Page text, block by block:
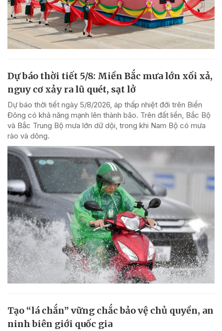
Dự báo thời tiết 5/8: Miền Bắc mưa lớn xối xả,
nguy cơ xảy ra lũ quét, sạt lở
Dự báo thời tiết ngày 5/8/2026, áp thấp nhiệt đới trên Biển
Đông có khả năng mạnh lên thành bão. Trên đất liền, Bắc Bộ
và Bắc Trung Bộ mưa lớn dữ dội, trong khi Nam Bộ có mưa
rào và dông.
Tạo “lá chắn” vững chắc bảo vệ chủ quyền, an
ninh biên giới quốc gia